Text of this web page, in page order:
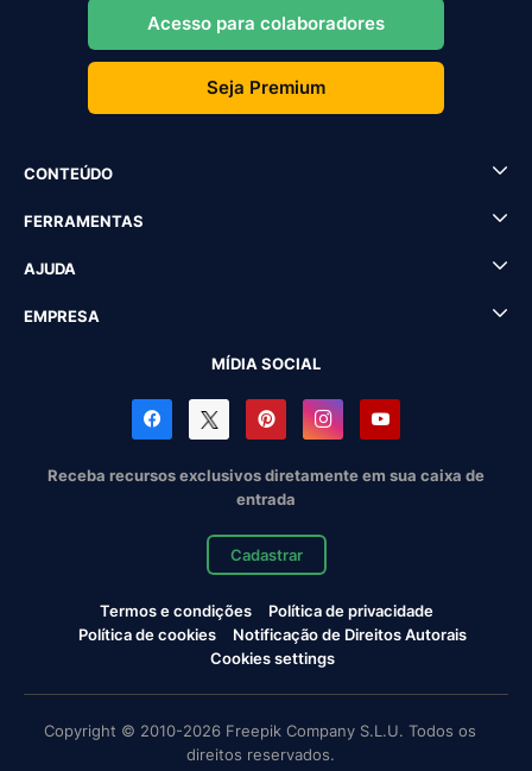
Acesso para colaboradores
Seja Premium
CONTEÚDO
FERRAMENTAS
AJUDA
EMPRESA
MÍDIA SOCIAL
Receba recursos exclusivos diretamente em sua caixa de
entrada
Cadastrar
Termos e condições
Política de privacidade
Política de cookies
Notificação de Direitos Autorais
Cookies settings
Copyright © 2010-2026 Freepik Company S.L.U. Todos os
direitos reservados.